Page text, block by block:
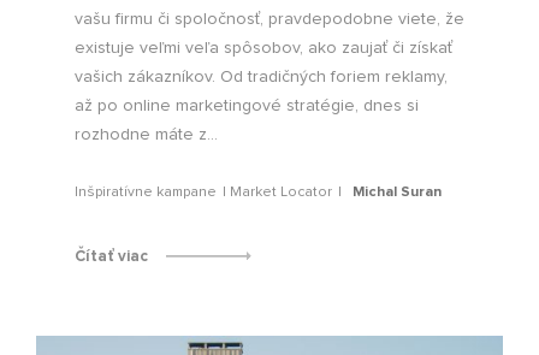
vašu firmu či spoločnosť, pravdepodobne viete, že
existuje veľmi veľa spôsobov, ako zaujať či získať
vašich zákazníkov. Od tradičných foriem reklamy,
až po online marketingové stratégie, dnes si
rozhodne máte z...
Inšpiratívne kampane Market Locator Michal Suran
Čítať viac